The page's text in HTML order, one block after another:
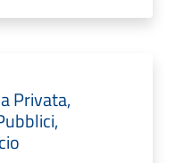
Privata,